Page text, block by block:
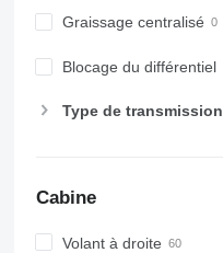
Graissage centralisé
Blocage du différentiel
Type de transmission
Cabine
Volant à droite